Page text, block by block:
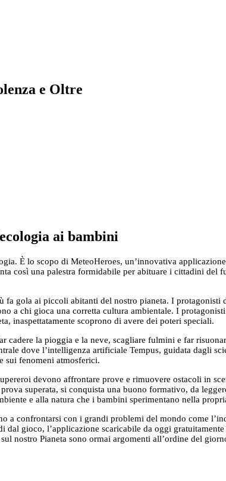
e Oltre
ai bambini
È lo scopo di MeteoHeroes, un’innovativa
così una palestra formidabile per abituare i cittadini del
gola ai piccoli abitanti del nostro pianeta. I protagonisti
a chi gioca una corretta cultura ambientale. I
inaspettatamente scoprono di avere dei poteri speciali.
cadere la pioggia e la neve, scagliare fulmini e far
dove l’intelligenza artificiale Tempus, guidata dagli
sui fenomeni atmosferici.
devono affrontare prove e rimuovere ostacoli in
superata, si conquista una buono formativo, da
e alla natura che i bambini sperimentano nella
confrontarsi con i grandi problemi del mondo come
dal gioco, l’applicazione scaricabile da oggi
nostro Pianeta sono ormai argomenti all’ordine del